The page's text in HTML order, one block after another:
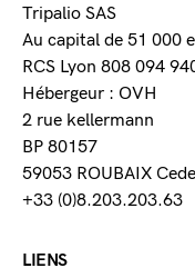
Tripalio SAS
Au capital de 51 000
RCS Lyon 808 094
Hébergeur : OVH
2 rue kellermann
BP 80157
59053 ROUBAIX
+33 (0)8.203.203.63
LIENS